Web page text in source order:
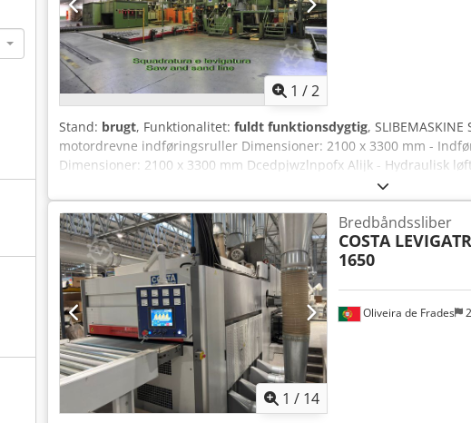
1 /2
Stand: brugt, Funktionalitet: fuldt funktionsdygtig,
motordrevne indføringsruller Dimensioner: 2100 x 3300 mm -
Dimensioner: 2100 x 3300 mm Dcedpjwzlnpofx Alijk - Hydraulisk
Dimensioner: 2100 x 3300 mm - Pladeoplægningsmaskine med
trækruller - Imeas 2100 pladeslibemaskine - 2 forskudte sliberuller
Effekt, transportvalser: 9 kW - Effekt, tykkelsesindstilling: 3 kW -
slibetykkelse: 60 mm - Enhed til spænding og centrering af
– Længde: 4000 mm Til kontrol af slebne plader - Udløbsrulleværk
6000 kg Dimensioner: 2100 x 3300 mm - Udløbskæde for pakker
1 / 14
Oliveira de Frades
Bredbåndssliber
COSTA
1650